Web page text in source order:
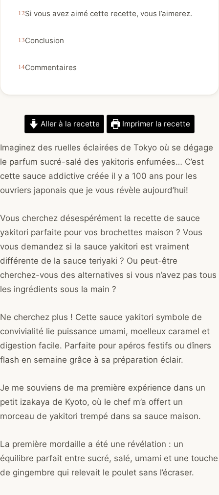
Si vous avez aimé cette recette, vous l’aimerez.
Conclusion
Commentaires
Aller à la recette Imprimer la recette
Imaginez des ruelles éclairées de Tokyo où se dégage
le parfum sucré-salé des yakitoris enfumées… C’est
cette sauce addictive créée il y a 100 ans pour les
ouvriers japonais que je vous révèle aujourd’hui!
Vous cherchez désespérément la recette de sauce
yakitori parfaite pour vos brochettes maison ? Vous
vous demandez si la sauce yakitori est vraiment
différente de la sauce teriyaki ? Ou peut-être
cherchez-vous des alternatives si vous n’avez pas tous
les ingrédients sous la main ?
Ne cherchez plus ! Cette sauce yakitori symbole de
convivialité lie puissance umami, moelleux caramel et
digestion facile. Parfaite pour apéros festifs ou dîners
flash en semaine grâce à sa préparation éclair.
Je me souviens de ma première expérience dans un
petit izakaya de Kyoto, où le chef m’a offert un
morceau de yakitori trempé dans sa sauce maison.
La première mordaille a été une révélation : un
équilibre parfait entre sucré, salé, umami et une touche
de gingembre qui relevait le poulet sans l’écraser.